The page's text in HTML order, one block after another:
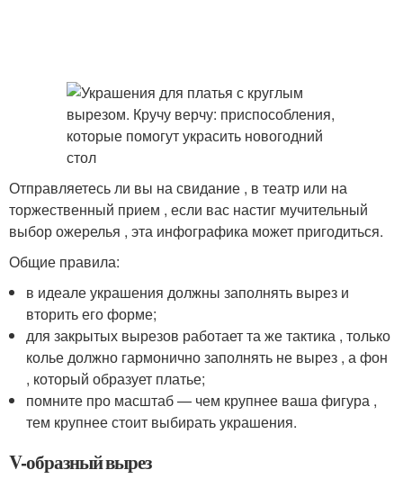
Отправляетесь ли вы на свидание , в театр или на
торжественный прием , если вас настиг мучительный
выбор ожерелья , эта инфографика может пригодиться.
Общие правила:
в идеале украшения должны заполнять вырез и
вторить его форме;
для закрытых вырезов работает та же тактика , только
колье должно гармонично заполнять не вырез , а фон
, который образует платье;
помните про масштаб — чем крупнее ваша фигура ,
тем крупнее стоит выбирать украшения.
V-образный вырез